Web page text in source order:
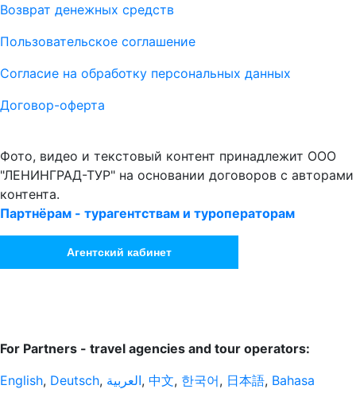
Возврат денежных средств
Пользовательское соглашение
Согласие на обработку персональных данных
Договор-оферта
Фото, видео и текстовый контент принадлежит ООО
"ЛЕНИНГРАД-ТУР" на основании договоров с авторами
контента.
Партнёрам - турагентствам и туроператорам
Агентский кабинет
For Partners - travel agencies and tour operators:
English, Deutsch, العربية, 中文, 한국어, 日本語, Bahasa